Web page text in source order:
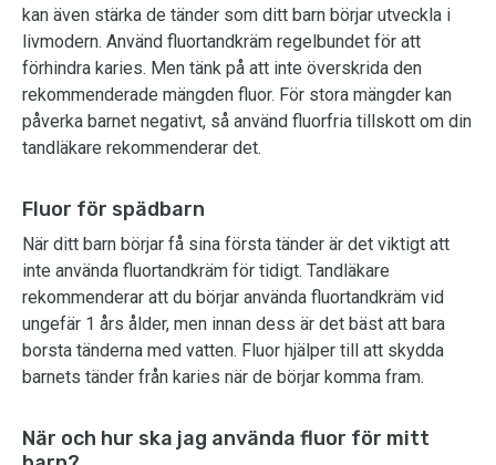
kan även stärka de tänder som ditt barn börjar utveckla i
livmodern. Använd fluortandkräm regelbundet för att
förhindra karies. Men tänk på att inte överskrida den
rekommenderade mängden fluor. För stora mängder kan
påverka barnet negativt, så använd fluorfria tillskott om din
tandläkare rekommenderar det.
Fluor för spädbarn
När ditt barn börjar få sina första tänder är det viktigt att
inte använda fluortandkräm för tidigt. Tandläkare
rekommenderar att du börjar använda fluortandkräm vid
ungefär 1 års ålder, men innan dess är det bäst att bara
borsta tänderna med vatten. Fluor hjälper till att skydda
barnets tänder från karies när de börjar komma fram.
När och hur ska jag använda fluor för mitt